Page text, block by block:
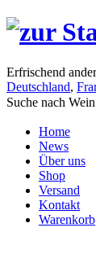
Erfrischend
Deutschland,
Suche nach
Home
News
Über uns
Shop
Versand
Kontakt
Warenkorb